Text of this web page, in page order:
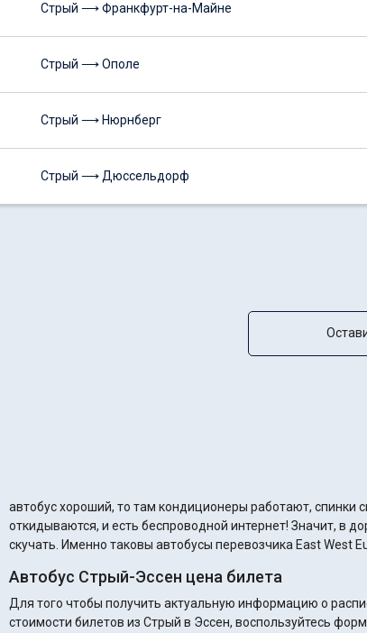
Стрый ⟶ Франкфурт-на-Майне
Стрый ⟶ Ополе
Стрый ⟶ Нюрнберг
Стрый ⟶ Дюссельдорф
автобус хороший, то там кондиционеры работают, спинки
откидываются, и есть беспроводной интернет! Значит, в
скучать. Именно таковы автобусы перевозчика East West
Автобус Стрый-Эссен цена билета
Для того чтобы получить актуальную информацию о
стоимости билетов из Стрый в Эссен, воспользуйтесь